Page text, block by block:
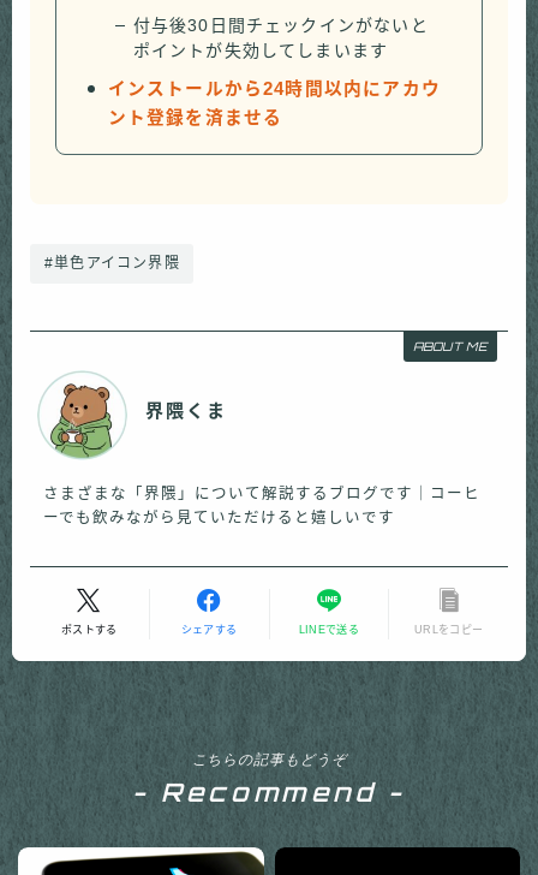
付与後30日間チェックインがないと
ポイントが失効してしまいます
インストールから24時間以内にアカウ
ント登録を済ませる
#単色アイコン界隈
ABOUT ME
界隈くま
さまざまな「界隈」について解説するブログです｜コーヒ
ーでも飲みながら見ていただけると嬉しいです
ポストする シェアする LINEで送る URLをコピー
こちらの記事もどうぞ
- Recommend -